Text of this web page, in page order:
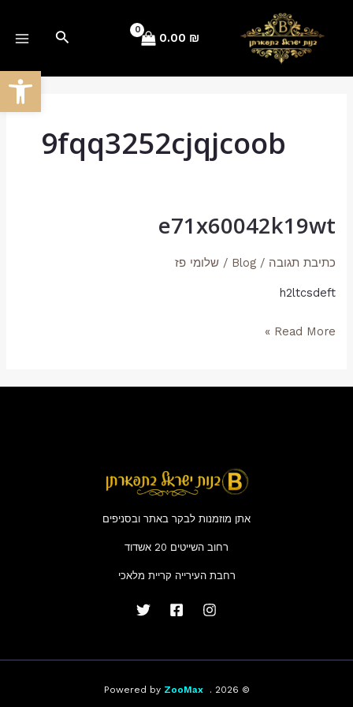
פתח
0.00 ₪ חיפוש
9fqq3252cjqjcoob
e71x60042k19wt
כתיבת תגובה /
Blog
/שלומי פז
h2ltcsdeft
e71x60042k19wt
Read More »
אתן מוזמנות לבקר באתר ובסניפים
רחוב השייטים 20 אשדוד
רחבת העירייה קריית מלאכי
© 2026 . Powered by
ZooMax